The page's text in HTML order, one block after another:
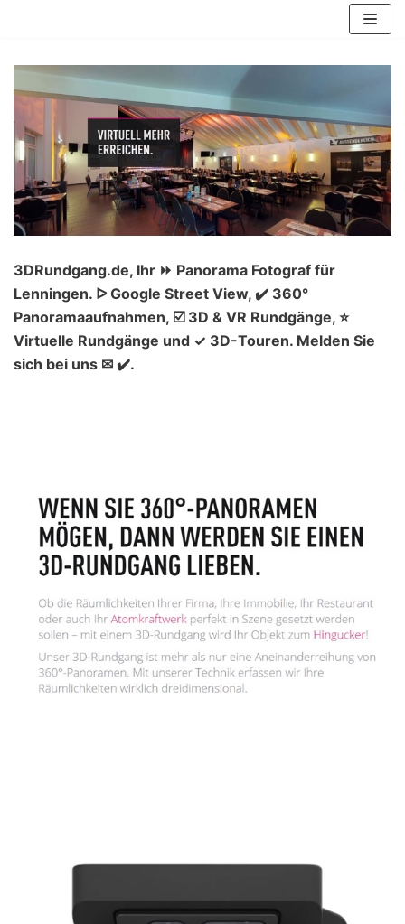
Inhalt
springen
3DRundgang.de, Ihr ⏩ Panorama Fotograf für
Lenningen. ᐅ Google Street View, ✔️ 360°
Panoramaaufnahmen, ☑️ 3D & VR Rundgänge, ⭐
Virtuelle Rundgänge und ✓ 3D-Touren. Melden Sie
sich bei uns ✉ ✔️.